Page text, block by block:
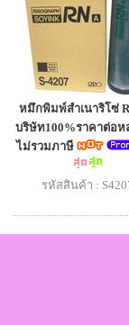
หมึกพิมพ์สำเนาริโซ่
บริษัท100%ราคาต่อห
ไม่รวมภาษี
รหัสสินค้า :